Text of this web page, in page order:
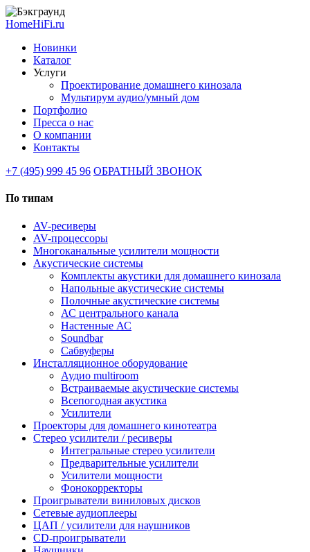
HomeHiFi.ru
Новинки
Каталог
Услуги
Проектирование домашнего кинозала
Мультирум аудио/умный дом
Портфолио
Пресса о нас
О компании
Контакты
+7 (495) 999 45 96 ОБРАТНЫЙ ЗВОНОК
По типам
AV-ресиверы
AV-процессоры
Многоканальные усилители мощности
Акустические системы
Комплекты акустики для домашнего кинозала
Напольные акустические системы
Полочные акустические системы
АС центрального канала
Настенные АС
Soundbar
Сабвуферы
Инсталляционное оборудование
Аудио multiroom
Встраиваемые акустические системы
Всепогодная акустика
Усилители
Проекторы для домашнего кинотеатра
Стерео усилители / ресиверы
Интегральные стерео усилители
Предварительные усилители
Усилители мощности
Фонокорректоры
Проигрыватели виниловых дисков
Сетевые аудиоплееры
ЦАП / усилители для наушников
CD-проигрыватели